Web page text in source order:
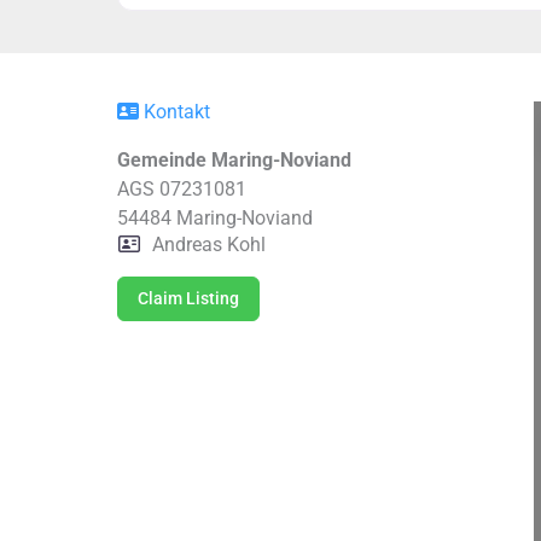
Kontakt
Gemeinde Maring-Noviand
AGS 07231081
54484 Maring-Noviand
Andreas Kohl
Claim Listing